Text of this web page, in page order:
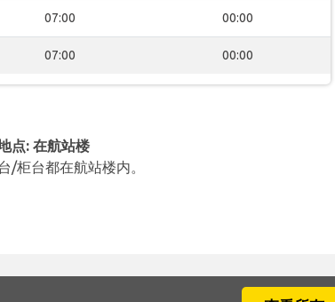
07:00 00:00
07:00 00:00
点: 在航站楼
/柜台都在航站楼内。